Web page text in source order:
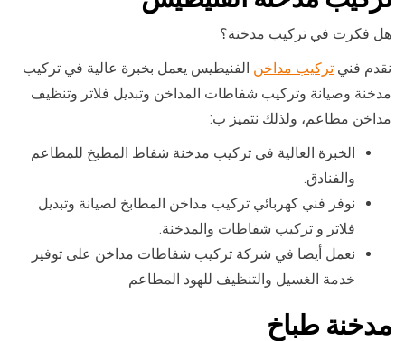
هل فكرت في تركيب مدخنة؟
نقدم فني تركيب مداخن الفنيطيس يعمل بخبرة عالية في تركيب
مدخنة وصيانة وتركيب شفاطات المداخن وتبديل فلاتر وتنظيف
مداخن مطاعم، ولذلك نتميز ب:
الخبرة العالية في تركيب مدخنة شفاط المطبخ للمطاعم
والفنادق.
نوفر فني كهربائي تركيب مداخن المطابخ لصيانة وتبديل
فلاتر و تركيب شفاطات والمدخنة.
نعمل أيضا في شركة تركيب شفاطات مداخن على توفير
خدمة الغسيل والتنظيف للهود المطاعم
مدخنة طباخ